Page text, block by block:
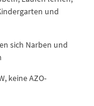
und
sich Narben und
keine AZO-